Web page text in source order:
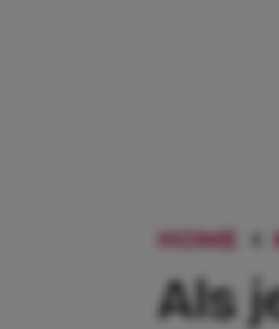
HOME
Als